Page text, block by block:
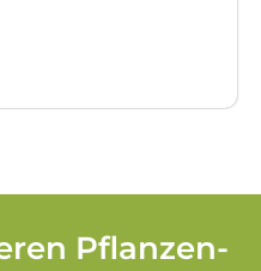
Pflanzen-